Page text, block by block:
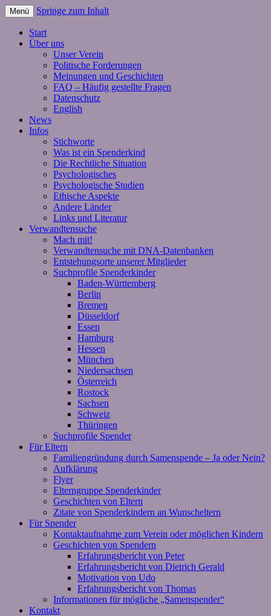
Menü Springe zum Inhalt
Start
Über uns
Unser Verein
Politische Forderungen
Meinungen und Geschichten
FAQ – Häufig gestellte Fragen
Datenschutz
English
News
Infos
Stichworte
Was ist ein Spenderkind
Die Rechtliche Situation
Psychologisches
Psychologische Studien
Ethische Aspekte
Andere Länder
Links und Literatur
Verwandtensuche
Mach mit!
Verwandtensuche mit DNA-Datenbanken
Entstehungsorte unserer Mitglieder
Suchprofile Spenderkinder
Baden-Württemberg
Berlin
Bremen
Düsseldorf
Essen
Hamburg
Hessen
München
Niedersachsen
Österreich
Rostock
Sachsen
Schweiz
Thüringen
Suchprofile Spender
Für Eltern
Familiengründung durch Samenspende – Ja oder Nein?
Aufklärung
Flyer
Elterngruppe Spenderkinder
Geschichten von Eltern
Zitate von Spenderkindern an Wunscheltern
Für Spender
Kontaktaufnahme zum Verein oder möglichen Kindern
Geschichten von Spendern
Erfahrungsbericht von Peter
Erfahrungsbericht von Dietrich Gerald
Motivation von Udo
Erfahrungsbericht von Thomas
Informationen für mögliche „Samenspender“
Kontakt